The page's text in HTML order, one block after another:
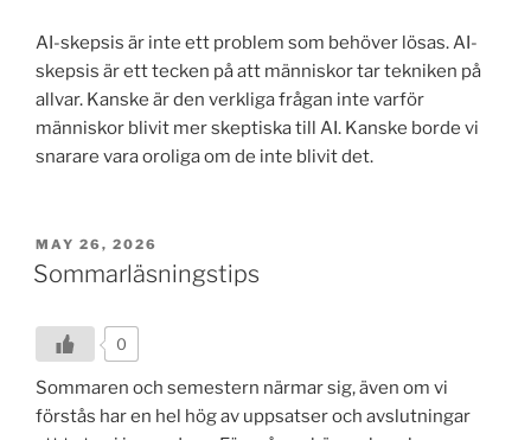
AI-skepsis är inte ett problem som behöver lösas. AI-
skepsis är ett tecken på att människor tar tekniken på
allvar. Kanske är den verkliga frågan inte varför
människor blivit mer skeptiska till AI. Kanske borde vi
snarare vara oroliga om de inte blivit det.
POSTED
ON
MAY 26, 2026
Sommarläsningstips
0
Sommaren och semestern närmar sig, även om vi
förstås har en hel hög av uppsatser och avslutningar